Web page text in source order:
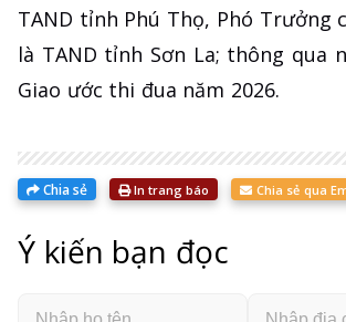
TAND tỉnh Phú Thọ, Phó Trưởng
là TAND tỉnh Sơn La; thông qua
Giao ước thi đua năm 2026.
Chia sẻ In trang báo Chia sẻ qua
Ý kiến bạn đọc